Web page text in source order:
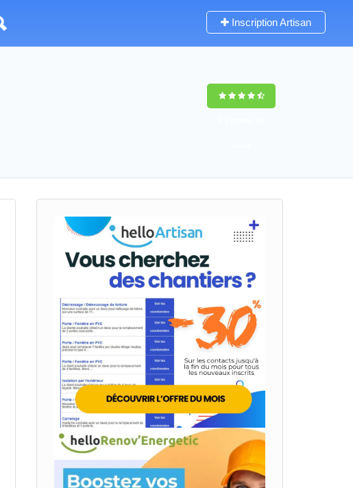
Inscription Artisan